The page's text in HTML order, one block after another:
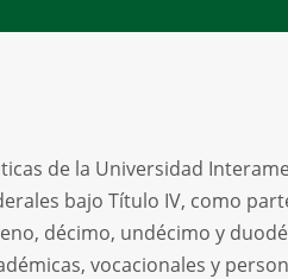
de la Universidad
bajo Título IV, como
décimo, undécimo y
vocacionales y